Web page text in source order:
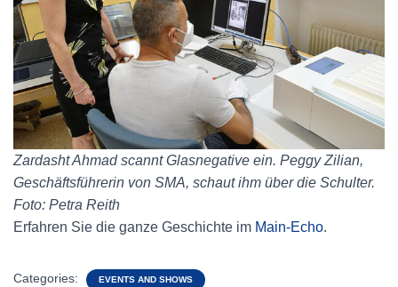
Zardasht Ahmad scannt Glasnegative ein. Peggy Zilian,
Geschäftsführerin von SMA, schaut ihm über die Schulter.
Foto: Petra Reith
Erfahren Sie die ganze Geschichte im Main-Echo.
Categories: EVENTS AND SHOWS